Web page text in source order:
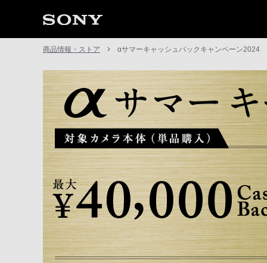
商品情報・ストア αサマーキャッシュバックキャンペーン2024